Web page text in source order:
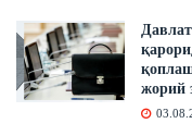
жорий